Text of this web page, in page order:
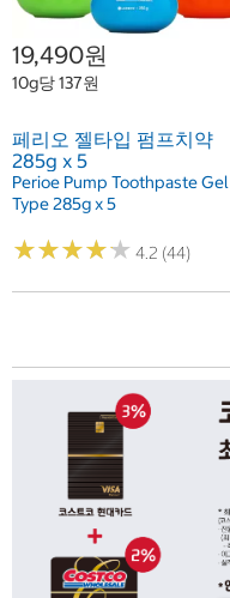
19,490원
10g당 137원
페리오 젤타입 펌프치약
285g x 5
Perioe Pump Toothpaste Gel
Type 285g x 5
★★★★★
★★★★★ 4.2 (44)